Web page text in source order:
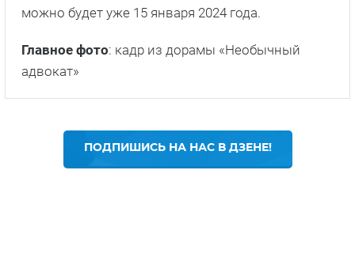
можно будет уже 15 января 2024 года.
Главное фото: кадр из дорамы «Необычный
адвокат»
ПОДПИШИСЬ НА НАС В ДЗЕНЕ!